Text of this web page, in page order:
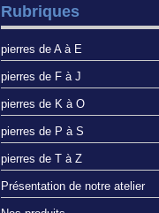
Rubriques
pierres de A à E
pierres de F à J
pierres de K à O
pierres de P à S
pierres de T à Z
Présentation de notre atelier